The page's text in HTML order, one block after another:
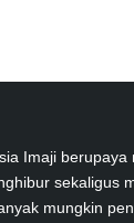
Imaji berupaya
sekaligus
mungkin